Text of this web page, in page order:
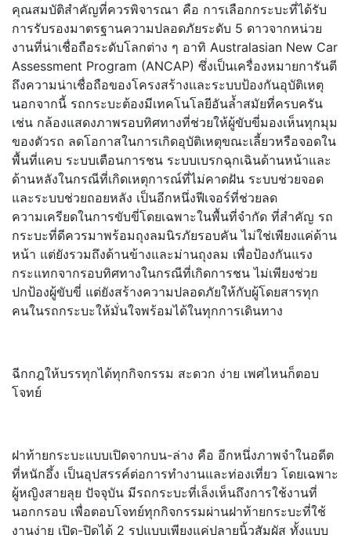
คุณสมบัติสำคัญที่ควรพิจารณา คือ การเลือกกระบะที่ได้รับ
การรับรองมาตรฐานความปลอดภัยระดับ 5 ดาวจากหน่วย
งานที่น่าเชื่อถือระดับโลกต่าง ๆ อาทิ Australasian New Car
Assessment Program (ANCAP) ซึ่งเป็นเครื่องหมายการันตี
ถึงความน่าเชื่อถือของโครงสร้างและระบบป้องกันอุบัติเหตุ
นอกจากนี้ รถกระบะต้องมีเทคโนโลยีอันล้ำสมัยที่ครบครัน
เช่น กล้องแสดงภาพรอบทิศทางที่ช่วยให้ผู้ขับขี่มองเห็นทุกมุม
ของตัวรถ ลดโอกาสในการเกิดอุบัติเหตุขณะเลี้ยวหรือจอดใน
พื้นที่แคบ ระบบเตือนการชน ระบบเบรกฉุกเฉินด้านหน้าและ
ด้านหลังในกรณีที่เกิดเหตุการณ์ที่ไม่คาดฝัน ระบบช่วยจอด
และระบบช่วยถอยหลัง เป็นอีกหนึ่งฟีเจอร์ที่ช่วยลด
ความเครียดในการขับขี่โดยเฉพาะในพื้นที่จำกัด ที่สำคัญ รถ
กระบะที่ดีควรมาพร้อมถุงลมนิรภัยรอบคัน ไม่ใช่เพียงแค่ด้าน
หน้า แต่ยังรวมถึงด้านข้างและม่านถุงลม เพื่อป้องกันแรง
กระแทกจากรอบทิศทางในกรณีที่เกิดการชน ไม่เพียงช่วย
ปกป้องผู้ขับขี่ แต่ยังสร้างความปลอดภัยให้กับผู้โดยสารทุก
คนในรถกระบะให้มั่นใจพร้อมได้ในทุกการเดินทาง
ฉีกกฎให้บรรทุกได้ทุกกิจกรรม สะดวก ง่าย เพศไหนก็ตอบ
โจทย์
ฝาท้ายกระบะแบบเปิดจากบน-ล่าง คือ อีกหนึ่งภาพจำในอดีต
ที่หนักอึ้ง เป็นอุปสรรค์ต่อการทำงานและท่องเที่ยว โดยเฉพาะ
ผู้หญิงสายลุย ปัจจุบัน มีรถกระบะที่เล็งเห็นถึงการใช้งานที่
นอกกรอบ เพื่อตอบโจทย์ทุกกิจกรรมผ่านฝาท้ายกระบะที่ใช้
งานง่าย เปิด-ปิดได้ 2 รูปแบบเพียงแค่ปลายนิ้วสัมผัส ทั้งแบบ